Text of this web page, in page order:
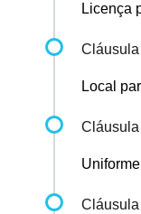
Licença
Local
Uniforme